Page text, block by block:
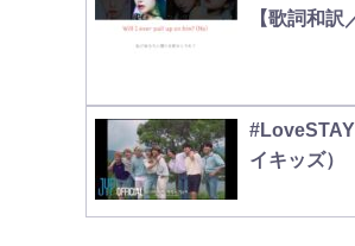
【歌詞和訳
イキッズ）